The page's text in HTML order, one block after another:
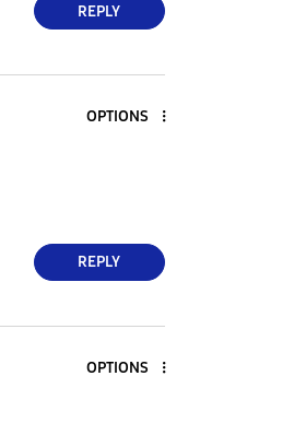
REPLY
OPTIONS
REPLY
OPTIONS